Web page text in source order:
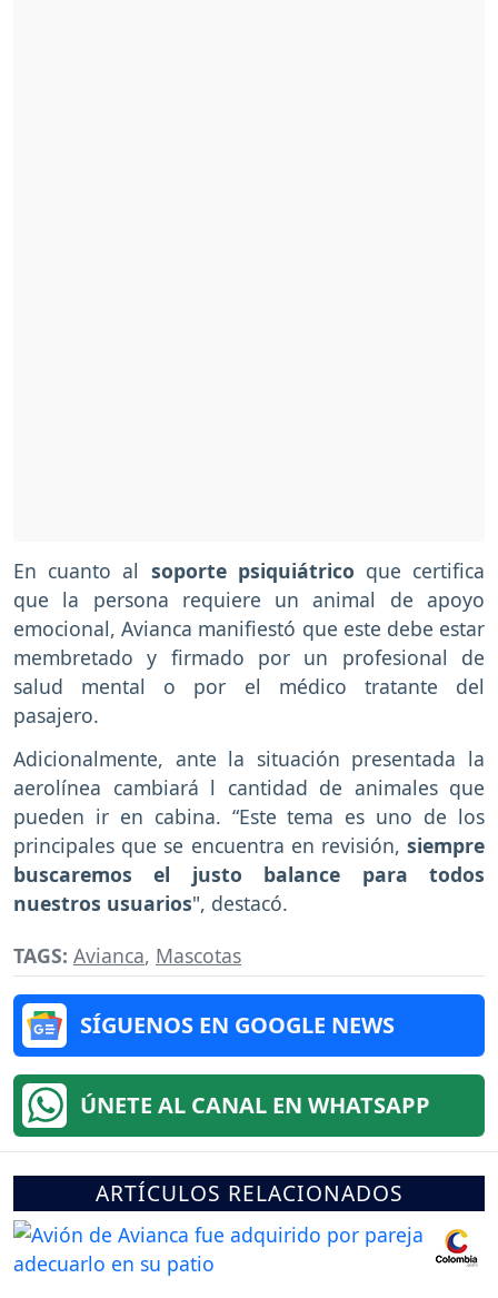
En cuanto al soporte psiquiátrico que certifica
que la persona requiere un animal de apoyo
emocional, Avianca manifiestó que este debe estar
membretado y firmado por un profesional de
salud mental o por el médico tratante del
pasajero.
Adicionalmente, ante la situación presentada la
aerolínea cambiará l cantidad de animales que
pueden ir en cabina. “Este tema es uno de los
principales que se encuentra en revisión, siempre
buscaremos el justo balance para todos
nuestros usuarios", destacó.
TAGS: Avianca, Mascotas
SÍGUENOS EN GOOGLE NEWS
ÚNETE AL CANAL EN WHATSAPP
ARTÍCULOS RELACIONADOS